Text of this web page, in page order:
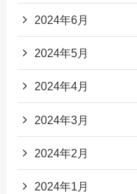
2024年6月
2024年5月
2024年4月
2024年3月
2024年2月
2024年1月